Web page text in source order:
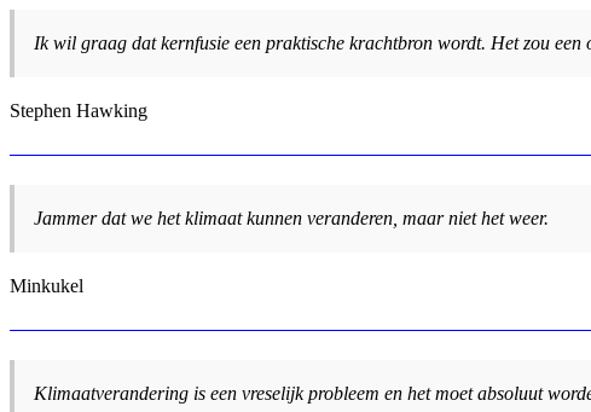
Ik wil graag dat kernfusie een praktische krachtbron wordt. Het zou
Stephen Hawking
Jammer dat we het klimaat kunnen veranderen, maar niet het weer.
Minkukel
Klimaatverandering is een vreselijk probleem en het moet absoluut